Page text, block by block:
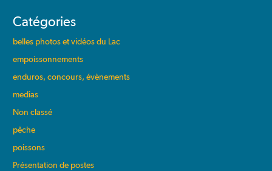
Catégories
belles photos et vidéos du Lac
empoissonnements
enduros, concours, évènements
medias
Non classé
pêche
poissons
Présentation de postes